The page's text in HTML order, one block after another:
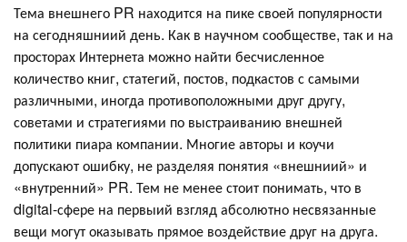
Тема внешнего PR находится на пике своей популярности
на сегодняшниий день. Как в научном сообществе, так и на
просторах Интернета можно найти бесчисленное
количество книг, статегий, постов, подкастов с самыми
различными, иногда противоположными друг другу,
советами и стратегиями по выстраиванию внешней
политики пиара компании. Многие авторы и коучи
допускают ошибку, не разделяя понятия «внешниий» и
«внутренний» PR. Тем не менее стоит понимать, что в
digital-сфере на первыий взгляд абсолютно несвязанные
вещи могут оказывать прямое воздействие друг на друга.